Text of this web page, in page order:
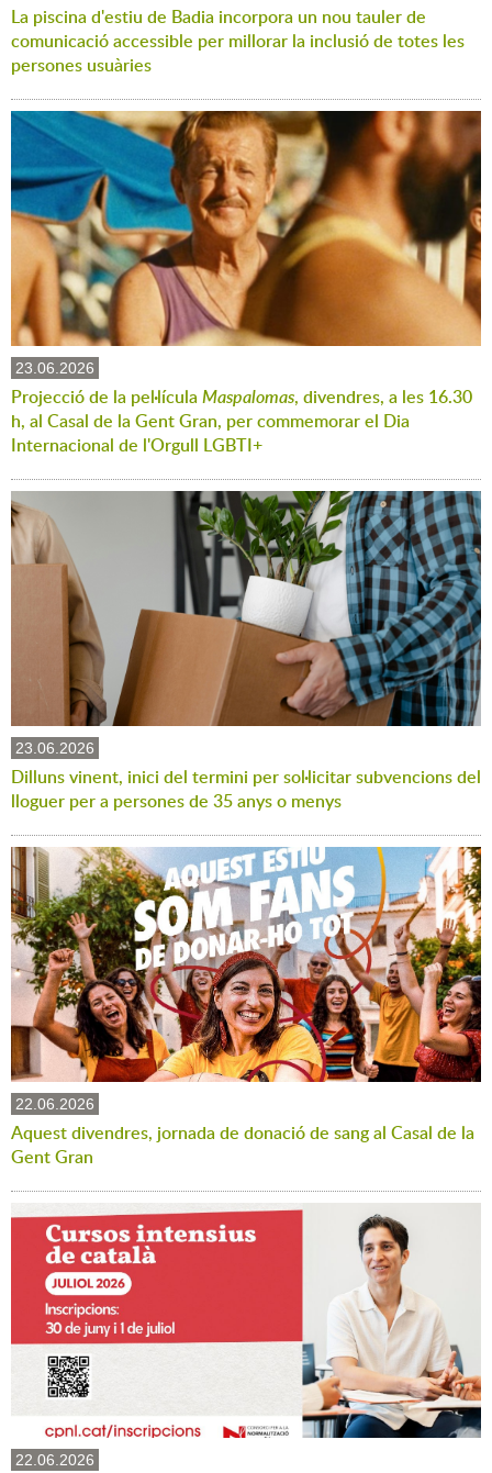
La piscina d'estiu de Badia incorpora un nou tauler de
comunicació accessible per millorar la inclusió de totes les
persones usuàries
23.06.2026
Projecció de la pel·lícula Maspalomas, divendres, a les 16.30
h, al Casal de la Gent Gran, per commemorar el Dia
Internacional de l'Orgull LGBTI+
23.06.2026
Dilluns vinent, inici del termini per sol·licitar subvencions del
lloguer per a persones de 35 anys o menys
22.06.2026
Aquest divendres, jornada de donació de sang al Casal de la
Gent Gran
22.06.2026